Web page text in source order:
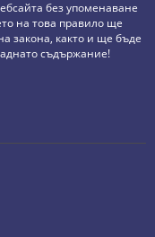
без упоменаване
на това правило ще
закона, както и ще бъде
съдържание!